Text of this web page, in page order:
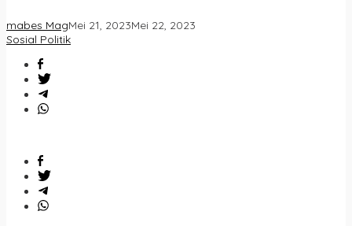
mabes MagMei 21, 2023Mei 22, 2023
Sosial Politik